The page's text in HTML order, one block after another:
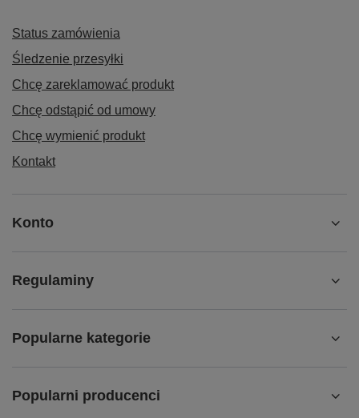
Status zamówienia
Śledzenie przesyłki
Chcę zareklamować produkt
Chcę odstąpić od umowy
Chcę wymienić produkt
Kontakt
Konto
Regulaminy
Popularne kategorie
Popularni producenci